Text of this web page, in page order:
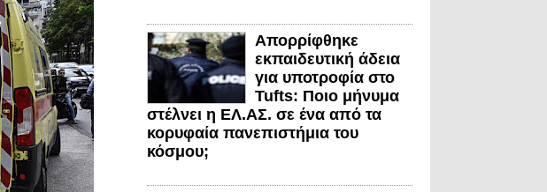
Απορρίφθηκε
εκπαιδευτική άδεια
για υποτροφία στο
Tufts: Ποιο μήνυμα
στέλνει η ΕΛ.ΑΣ. σε ένα από τα
κορυφαία πανεπιστήμια του
κόσμου;